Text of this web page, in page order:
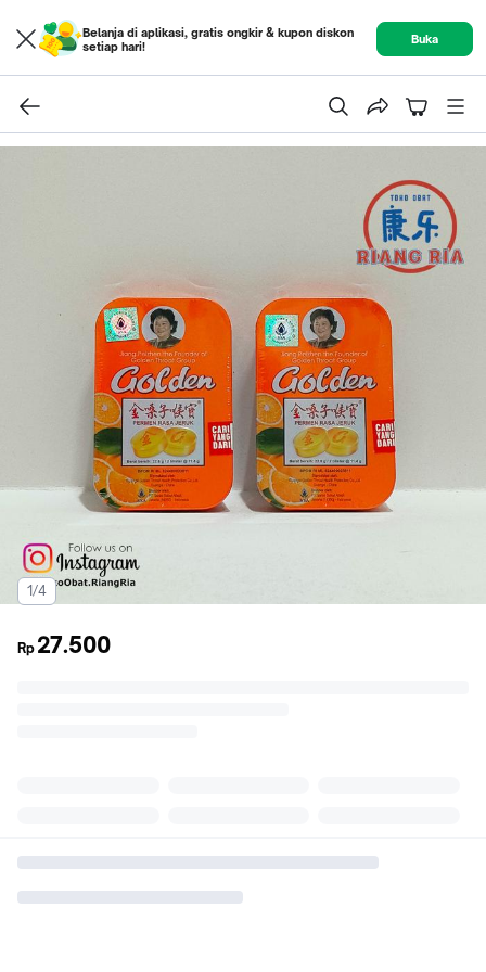
Belanja di aplikasi, gratis ongkir & kupon diskon
setiap hari!
Buka
1/4
Rp 27.500